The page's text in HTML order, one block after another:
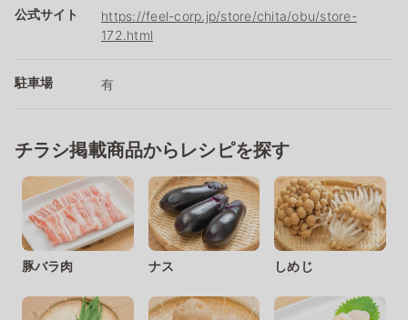
公式サイト
https://feel-corp.jp/store/chita/obu/store-
172.html
駐車場 有
チラシ掲載商品からレシピを探す
豚バラ肉 ナス しめじ